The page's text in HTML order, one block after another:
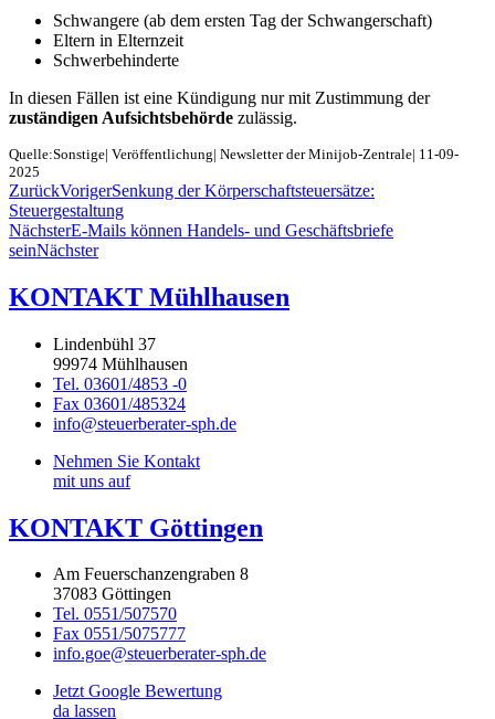
Schwangere (ab dem ersten Tag der Schwangerschaft)
Eltern in Elternzeit
Schwerbehinderte
In diesen Fällen ist eine Kündigung nur mit Zustimmung der
zuständigen Aufsichtsbehörde zulässig.
Quelle:Sonstige| Veröffentlichung| Newsletter der Minijob-Zentrale| 11-09-
2025
ZurückVorigerSenkung der Körperschaftsteuersätze:
Steuergestaltung
NächsterE-Mails können Handels- und Geschäftsbriefe
seinNächster
KONTAKT Mühlhausen
Lindenbühl 37
99974 Mühlhausen
Tel. 03601/4853 -0
Fax 03601/485324
info@steuerberater-sph.de
Nehmen Sie Kontakt
mit uns auf
KONTAKT Göttingen
Am Feuerschanzengraben 8
37083 Göttingen
Tel. 0551/507570
Fax 0551/5075777
info.goe@steuerberater-sph.de
Jetzt Google Bewertung
da lassen